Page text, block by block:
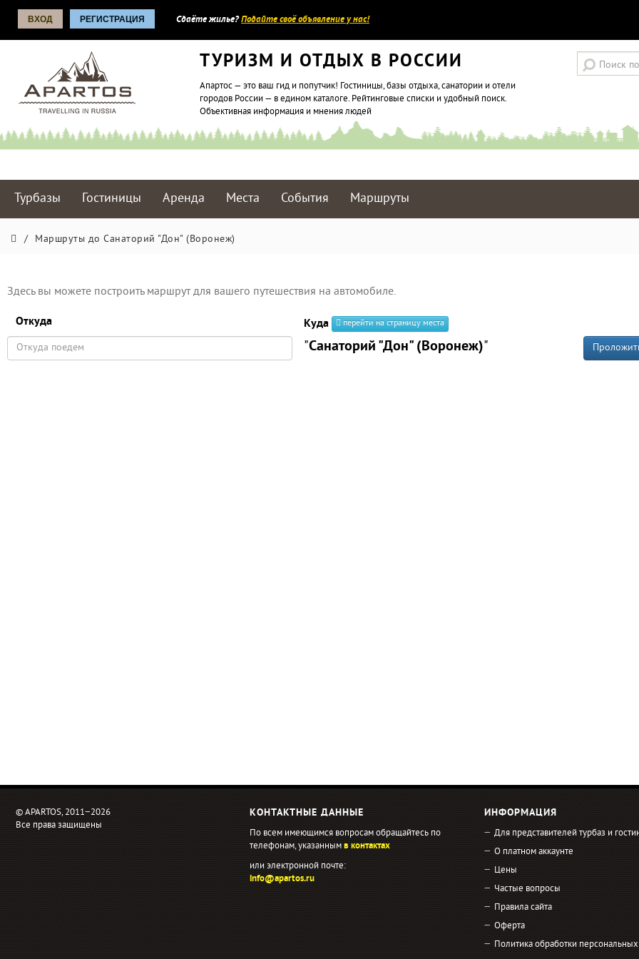
ВХОД РЕГИСТРАЦИЯ Сдаёте жилье?Подайте своё объявление у нас!
ТУРИЗМ И ОТДЫХ В РОССИИ
Апартос — это ваш гид и попутчик! Гостиницы, базы отдыха, санатории и отели
городов России — в едином каталоге. Рейтинговые списки и удобный поиск.
Объективная информация и мнения людей
Турбазы Гостиницы Аренда Места События Маршруты
/ Маршруты до Санаторий "Дон" (Воронеж)
Здесь вы можете построить маршрут для вашего путешествия на автомобиле.
Откуда Куда перейти на страницу места
"Санаторий "Дон" (Воронеж)"
© APARTOS, 2011−2026
Все права защищены
КОНТАКТНЫЕ ДАННЫЕ
По всем имеющимся вопросам обращайтесь по
телефонам, указаннымв контактах
или электронной почте:
info@apartos.ru
ИНФОРМАЦИЯ
Для представителей турбаз и
О платном аккаунте
Цены
Частые вопросы
Правила сайта
Оферта
Политика обработки